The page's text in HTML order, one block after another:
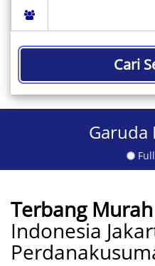
Cari
Garuda
Terbang Murah
Indonesia